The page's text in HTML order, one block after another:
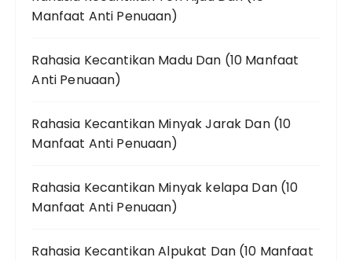
Manfaat Anti Penuaan)
Rahasia Kecantikan Madu Dan (10 Manfaat
Anti Penuaan)
Rahasia Kecantikan Minyak Jarak Dan (10
Manfaat Anti Penuaan)
Rahasia Kecantikan Minyak kelapa Dan (10
Manfaat Anti Penuaan)
Rahasia Kecantikan Alpukat Dan (10 Manfaat